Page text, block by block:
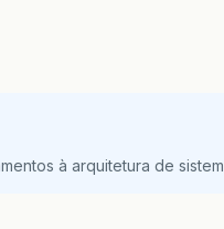
à arquitetura de